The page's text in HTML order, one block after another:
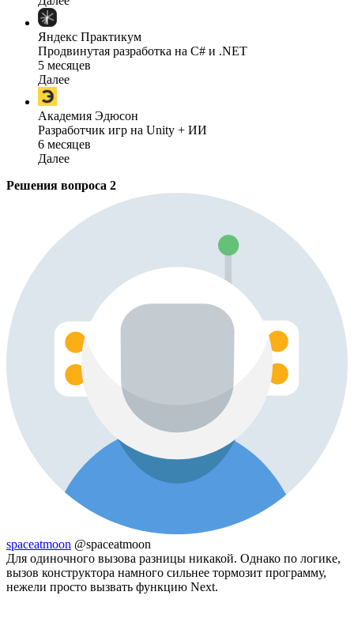
Яндекс Практикум
Продвинутая разработка на C# и .NET
5 месяцев
Далее
Академия Эдюсон
Разработчик игр на Unity + ИИ
6 месяцев
Далее
Решения вопроса 2
spaceatmoon @spaceatmoon
Для одиночного вызова разницы никакой. Однако по логике,
вызов конструктора намного сильнее тормозит программу,
нежели просто вызвать функцию Next.